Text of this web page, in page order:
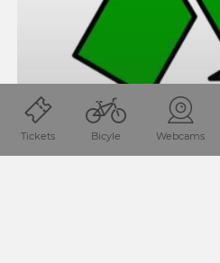
Tickets Bicyle Webcams